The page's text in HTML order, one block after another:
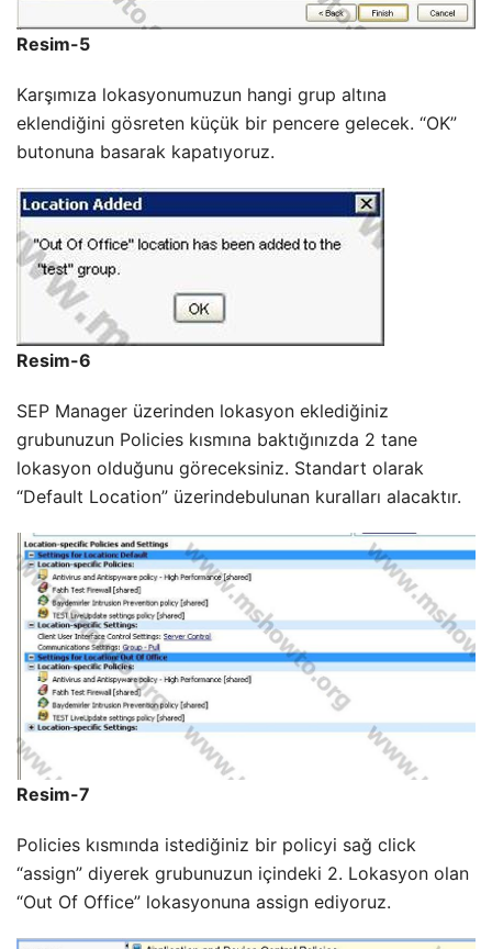
Resim-5
Karşımıza lokasyonumuzun hangi grup altına
eklendiğini gösreten küçük bir pencere gelecek. “OK”
butonuna basarak kapatıyoruz.
Resim-6
SEP Manager üzerinden lokasyon eklediğiniz
grubunuzun Policies kısmına baktığınızda 2 tane
lokasyon olduğunu göreceksiniz. Standart olarak
“Default Location” üzerindebulunan kuralları alacaktır.
Resim-7
Policies kısmında istediğiniz bir policyi sağ click
“assign” diyerek grubunuzun içindeki 2. Lokasyon olan
“Out Of Office” lokasyonuna assign ediyoruz.